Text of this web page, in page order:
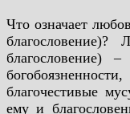
Что означает
благословение)
благочестивые
ему и